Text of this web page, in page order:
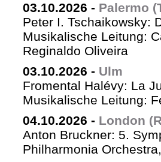
03.10.2026 - Palermo
Peter I. Tschaikowsky:
Musikalische Leitung:
Reginaldo Oliveira
03.10.2026 - Ulm
Fromental Halévy: La
Musikalische Leitung:
04.10.2026 - London
Anton Bruckner: 5.
Philharmonia